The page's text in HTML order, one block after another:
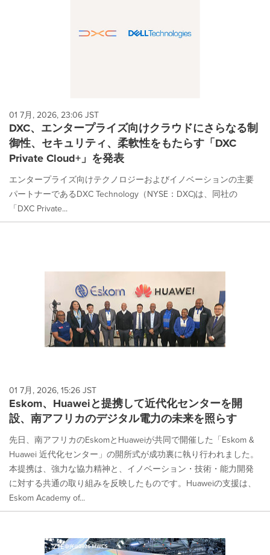
01 7月, 2026, 23:06 JST
DXC、エンタープライズ向けクラウドにさらなる制
御性、セキュリティ、柔軟性をもたらす「DXC
Private Cloud+」を発表
エンタープライズ向けテクノロジーおよびイノベーションの主要
パートナーであるDXC Technology（NYSE：DXC)は、同社の
「DXC Private...
01 7月, 2026, 15:26 JST
Eskom、Huaweiと提携して近代化センターを開
設、南アフリカのデジタル電力の未来を照らす
先日、南アフリカのEskomとHuaweiが共同で開催した「Eskom &
Huawei 近代化センター」の開所式が成功裏に執り行われました。
本提携は、強力な協力精神と、イノベーション・技術・能力開発
に対する共通の取り組みを反映したものです。Huaweiの支援は、
Eskom Academy of...